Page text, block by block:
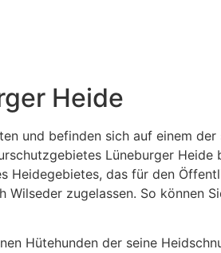
Heide
und befinden sich auf einem
Lüneburger
das für den
Wilseder zugelassen. So
Hütehunden der seine